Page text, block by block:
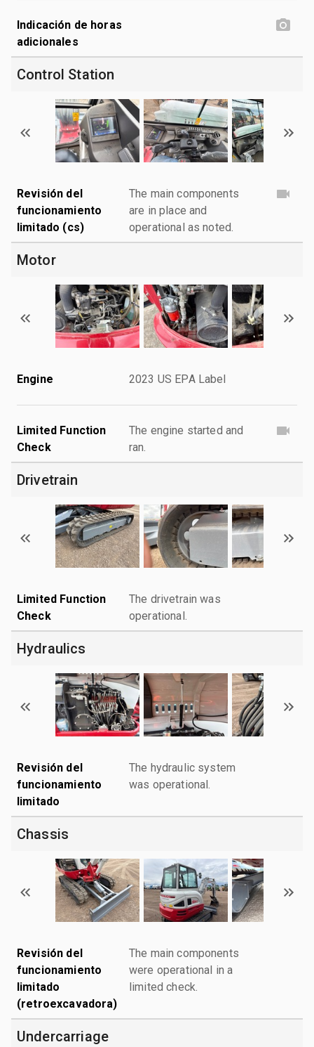
Indicación de horas
adicionales
Control Station
Revisión del
funcionamiento
limitado (cs)
The main components
are in place and
operational as noted.
Motor
Engine 2023 US EPA Label
Limited Function
Check
The engine started and
ran.
Drivetrain
Limited Function
Check
The drivetrain was
operational.
Hydraulics
Revisión del
funcionamiento
limitado
The hydraulic system
was operational.
Chassis
Revisión del
funcionamiento
limitado
(retroexcavadora)
The main components
were operational in a
limited check.
Undercarriage